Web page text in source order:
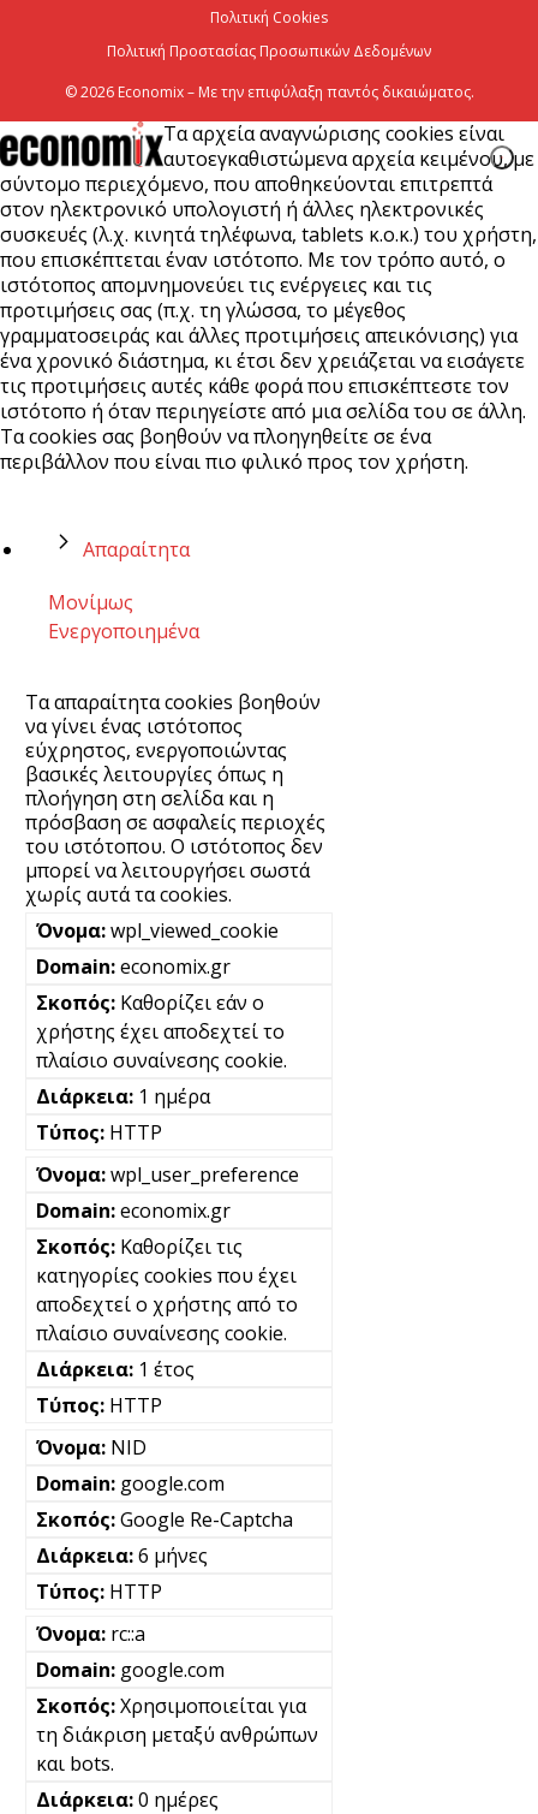
Πολιτική Cookies
Πολιτική Προστασίας Προσωπικών Δεδομένων
© 2026 Economix – Με την επιφύλαξη παντός δικαιώματος.
Τα αρχεία αναγνώρισης cookies είναι
αυτοεγκαθιστώμενα αρχεία κειμένου, με
σύντομο περιεχόμενο, που αποθηκεύονται επιτρεπτά
στον ηλεκτρονικό υπολογιστή ή άλλες ηλεκτρονικές
συσκευές (λ.χ. κινητά τηλέφωνα, tablets κ.ο.κ.) του χρήστη,
που επισκέπτεται έναν ιστότοπο. Με τον τρόπο αυτό, ο
ιστότοπος απομνημονεύει τις ενέργειες και τις
προτιμήσεις σας (π.χ. τη γλώσσα, το μέγεθος
γραμματοσειράς και άλλες προτιμήσεις απεικόνισης) για
ένα χρονικό διάστημα, κι έτσι δεν χρειάζεται να εισάγετε
τις προτιμήσεις αυτές κάθε φορά που επισκέπτεστε τον
ιστότοπο ή όταν περιηγείστε από μια σελίδα του σε άλλη.
Τα cookies σας βοηθούν να πλοηγηθείτε σε ένα
περιβάλλον που είναι πιο φιλικό προς τον χρήστη.
Απαραίτητα
Μονίμως
Ενεργοποιημένα
Τα απαραίτητα cookies βοηθούν
να γίνει ένας ιστότοπος
εύχρηστος, ενεργοποιώντας
βασικές λειτουργίες όπως η
πλοήγηση στη σελίδα και η
πρόσβαση σε ασφαλείς περιοχές
του ιστότοπου. Ο ιστότοπος δεν
μπορεί να λειτουργήσει σωστά
χωρίς αυτά τα cookies.
wpl_viewed_cookie
economix.gr
Καθορίζει εάν ο
χρήστης έχει αποδεχτεί το
πλαίσιο συναίνεσης cookie.
1 ημέρα
HTTP
wpl_user_preference
economix.gr
Καθορίζει τις
κατηγορίες cookies που έχει
αποδεχτεί ο χρήστης από το
πλαίσιο συναίνεσης cookie.
1 έτος
HTTP
NID
google.com
Google Re-Captcha
6 μήνες
HTTP
rc::a
google.com
Χρησιμοποιείται για
τη διάκριση μεταξύ ανθρώπων
και bots.
0 ημέρες